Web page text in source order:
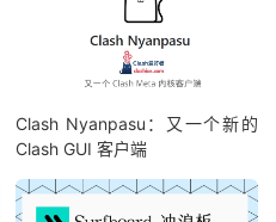
Clash Nyanpasu：又一个新的
Clash GUI 客户端